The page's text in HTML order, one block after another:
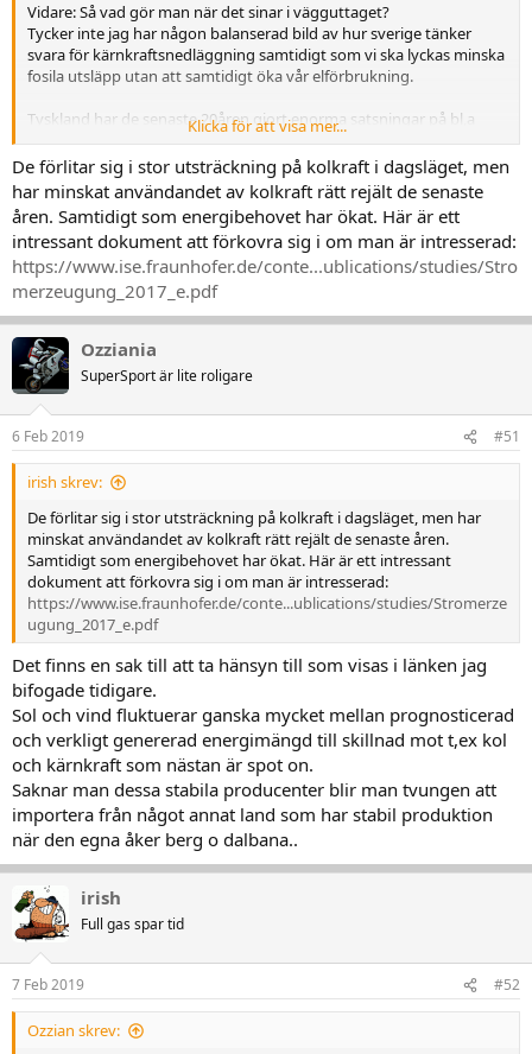
Vidare: Så vad gör man när det sinar i vägguttaget?
Tycker inte jag har någon balanserad bild av hur sverige tänker
svara för kärnkraftsnedläggning samtidigt som vi ska lyckas minska
fosila utsläpp utan att samtidigt öka vår elförbrukning.
Tyskland har de senaste 20åren gjort enorma satsningar på bl,a
vindkraft men samtidigt förlitar de sej på massiv brunkol o
stenkolsbrytning och bränning för elproduktion....
https://www.energy-charts.de/power.htm
Klicka för att visa mer...
De förlitar sig i stor utsträckning på kolkraft i dagsläget, men
har minskat användandet av kolkraft rätt rejält de senaste
åren. Samtidigt som energibehovet har ökat. Här är ett
intressant dokument att förkovra sig i om man är intresserad:
https://www.ise.fraunhofer.de/conte...ublications/studies/Stro
merzeugung_2017_e.pdf
Ozziania
SuperSport är lite roligare
6 Feb 2019 #51
irish skrev:
De förlitar sig i stor utsträckning på kolkraft i dagsläget, men har
minskat användandet av kolkraft rätt rejält de senaste åren.
Samtidigt som energibehovet har ökat. Här är ett intressant
dokument att förkovra sig i om man är intresserad:
https://www.ise.fraunhofer.de/conte...ublications/studies/Stromerze
ugung_2017_e.pdf
Det finns en sak till att ta hänsyn till som visas i länken jag
bifogade tidigare.
Sol och vind fluktuerar ganska mycket mellan prognosticerad
och verkligt genererad energimängd till skillnad mot t,ex kol
och kärnkraft som nästan är spot on.
Saknar man dessa stabila producenter blir man tvungen att
importera från något annat land som har stabil produktion
när den egna åker berg o dalbana..
irish
Full gas spar tid
7 Feb 2019 #52
Ozzian skrev: